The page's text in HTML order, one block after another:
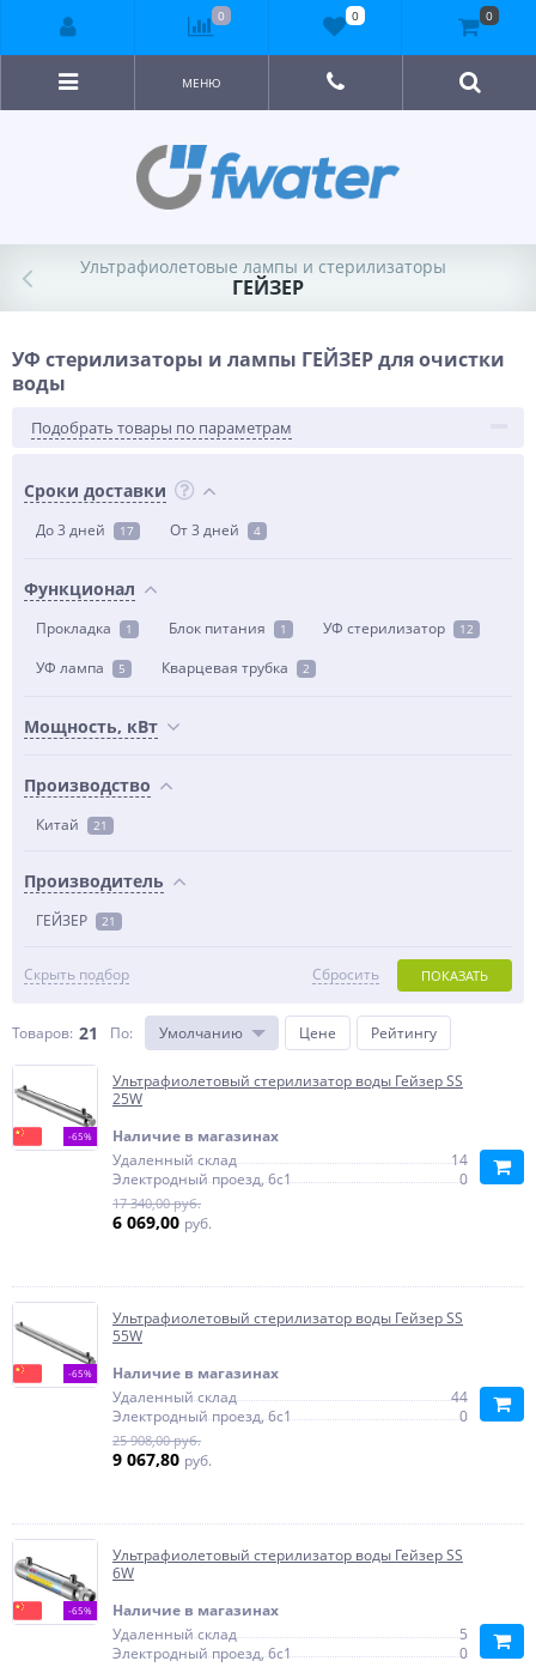
МЕНЮ
Ультрафиолетовые лампы и стерилизаторы
ГЕЙЗЕР
УФ стерилизаторы и лампы ГЕЙЗЕР для очистки
воды
Подобрать товары по параметрам
Сроки доставки
До 3 дней 17 От 3 дней 4
Функционал
Прокладка 1 Блок питания 1 УФ стерилизатор 12
УФ лампа 5 Кварцевая трубка 2
Мощность, кВт
Производство
Китай 21
Производитель
ГЕЙЗЕР 21
Скрыть подбор ПОКАЗАТЬ
Сбросить
Товаров: 21 По: Умолчанию Цене Рейтингу
-65%
Ультрафиолетовый стерилизатор воды Гейзер SS
25W
Наличие в магазинах
Удаленный склад
14
Электродный проезд, 6с1
0
17 340,00 руб.
6 069,00 руб.
-65%
Ультрафиолетовый стерилизатор воды Гейзер SS
55W
Наличие в магазинах
Удаленный склад
44
Электродный проезд, 6с1
0
25 908,00 руб.
9 067,80 руб.
-65%
Ультрафиолетовый стерилизатор воды Гейзер SS
6W
Наличие в магазинах
Удаленный склад
5
Электродный проезд, 6с1
0
0 0 0